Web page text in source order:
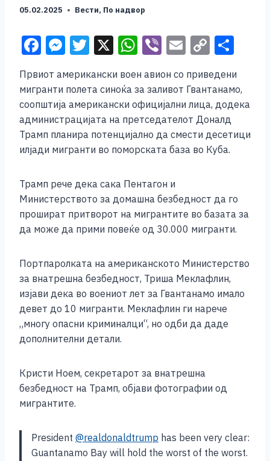
05.02.2025 Вести, По надвор
F
c
e
b
o
o
k
M
ss
e
n
g
er
T
tt
er
X W
at
s
A
p
p
Vi
er
E
ai
l
C
p
y
Li
n
k
ar
e
Првиот американски воен авион со приведени
мигранти полета синоќа за заливот Гвантанамо,
соопштија американски официјални лица, додека
администрацијата на претседателот Доналд
Трамп планира потенцијално да смести десетици
илјади мигранти во поморската база во Куба.
Трамп рече дека сака Пентагон и
Министерството за домашна безбедност да го
прошират притворот на мигрантите во базата за
да може да прими повеќе од 30.000 мигранти.
Портпаролката на американското Министерство
за внатрешна безбедност, Триша Меклафлин,
изјави дека во воениот лет за Гвантанамо имало
девет до 10 мигранти. Меклафлин ги нарече
„многу опасни криминалци“, но одби да даде
дополнителни детали.
Кристи Ноем, секретарот за внатрешна
безбедност на Трамп, објави фотографии од
мигрантите.
President @realdonaldtrump has been very clear:
Guantanamo Bay will hold the worst of the worst.